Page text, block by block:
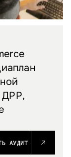
ДРР,
АУДИТ